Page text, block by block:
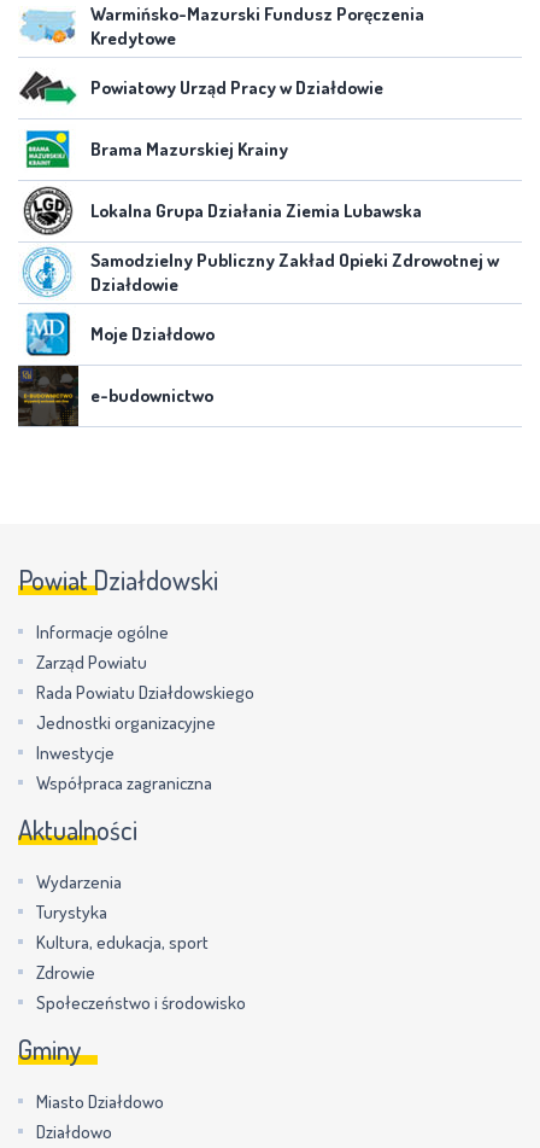
Warmińsko-Mazurski Fundusz Poręczenia
Kredytowe
Powiatowy Urząd Pracy w Działdowie
Brama Mazurskiej Krainy
Lokalna Grupa Działania Ziemia Lubawska
Samodzielny Publiczny Zakład Opieki Zdrowotnej w
Działdowie
Moje Działdowo
e-budownictwo
Powiat Działdowski
Informacje ogólne
Zarząd Powiatu
Rada Powiatu Działdowskiego
Jednostki organizacyjne
Inwestycje
Współpraca zagraniczna
Aktualności
Wydarzenia
Turystyka
Kultura, edukacja, sport
Zdrowie
Społeczeństwo i środowisko
Gminy
Miasto Działdowo
Działdowo